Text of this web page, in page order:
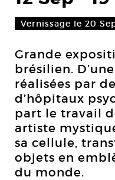
Vernissage le 20
Grande
brésilien.
réalisées par
d’hôpitaux
part le travail
artiste
sa cellule,
objets en
du monde.